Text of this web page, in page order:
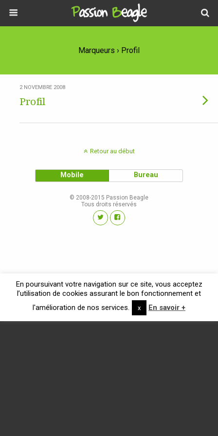
Marqueurs › Profil
2 NOVEMBRE 2008
Profil
Retour au début
Mobile Bureau
© 2008-2015 Passion Beagle
Tous droits réservés
En poursuivant votre navigation sur ce site, vous acceptez
l’utilisation de cookies assurant le bon fonctionnement et
l'amélioration de nos services.
x En savoir +